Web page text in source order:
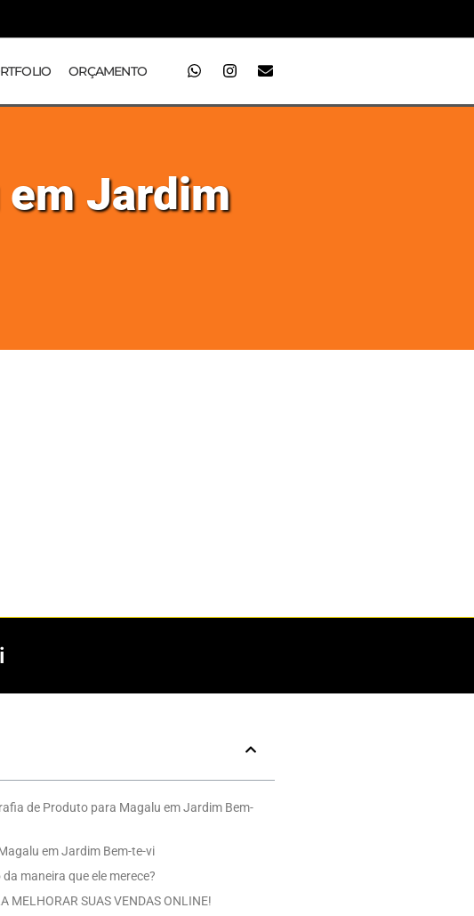
ORÇAMENTO
em Jardim
de Produto para Magalu em Jardim Bem-
em Jardim Bem-te-vi
maneira que ele merece?
MELHORAR SUAS VENDAS ONLINE!